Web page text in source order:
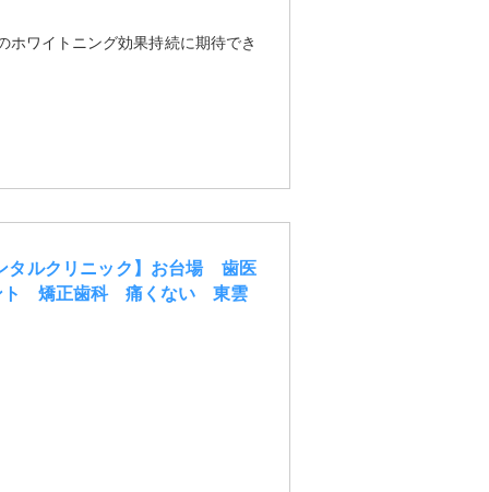
ホワイトニング効果持続に期待でき
タルクリニック】お台場 歯医
矯正歯科 痛くない 東雲